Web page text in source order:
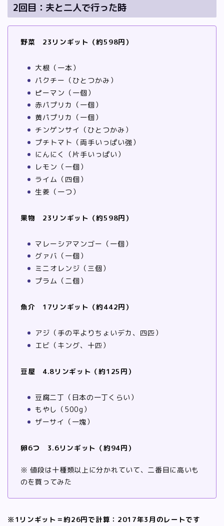
2回目：夫と二人で行った時
野菜 23リンギット（約598円）
大根（一本）
パクチー（ひとつかみ）
ピーマン（一個）
赤パプリカ（一個）
黄パプリカ（一個）
チンゲンサイ（ひとつかみ）
プチトマト（両手いっぱい強）
にんにく（片手いっぱい）
レモン（一個）
ライム（四個）
生姜（一つ）
果物 23リンギット（約598円）
マレーシアマンゴー（一個）
グァバ（一個）
ミニオレンジ（三個）
プラム（二個）
魚介 17リンギット（約442円）
アジ（手の平よりちょいデカ、四匹）
エビ（キング、十匹）
豆屋 4.8リンギット（約125円）
豆腐二丁（日本の一丁くらい）
もやし（500g）
ザーサイ（一塊）
卵6つ 3.6リンギット（約94円）
※ 値段は十種類以上に分かれていて、二番目に高いも
のを買ってみた
※1リンギット＝約26円で計算：2017年3月のレートです